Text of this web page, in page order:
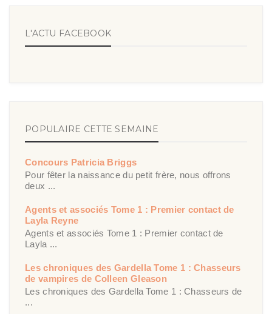
L'ACTU FACEBOOK
POPULAIRE CETTE SEMAINE
Concours Patricia Briggs
Pour fêter la naissance du petit frère, nous offrons
deux ...
Agents et associés Tome 1 : Premier contact de
Layla Reyne
Agents et associés Tome 1 : Premier contact de
Layla ...
Les chroniques des Gardella Tome 1 : Chasseurs
de vampires de Colleen Gleason
Les chroniques des Gardella Tome 1 : Chasseurs de
...